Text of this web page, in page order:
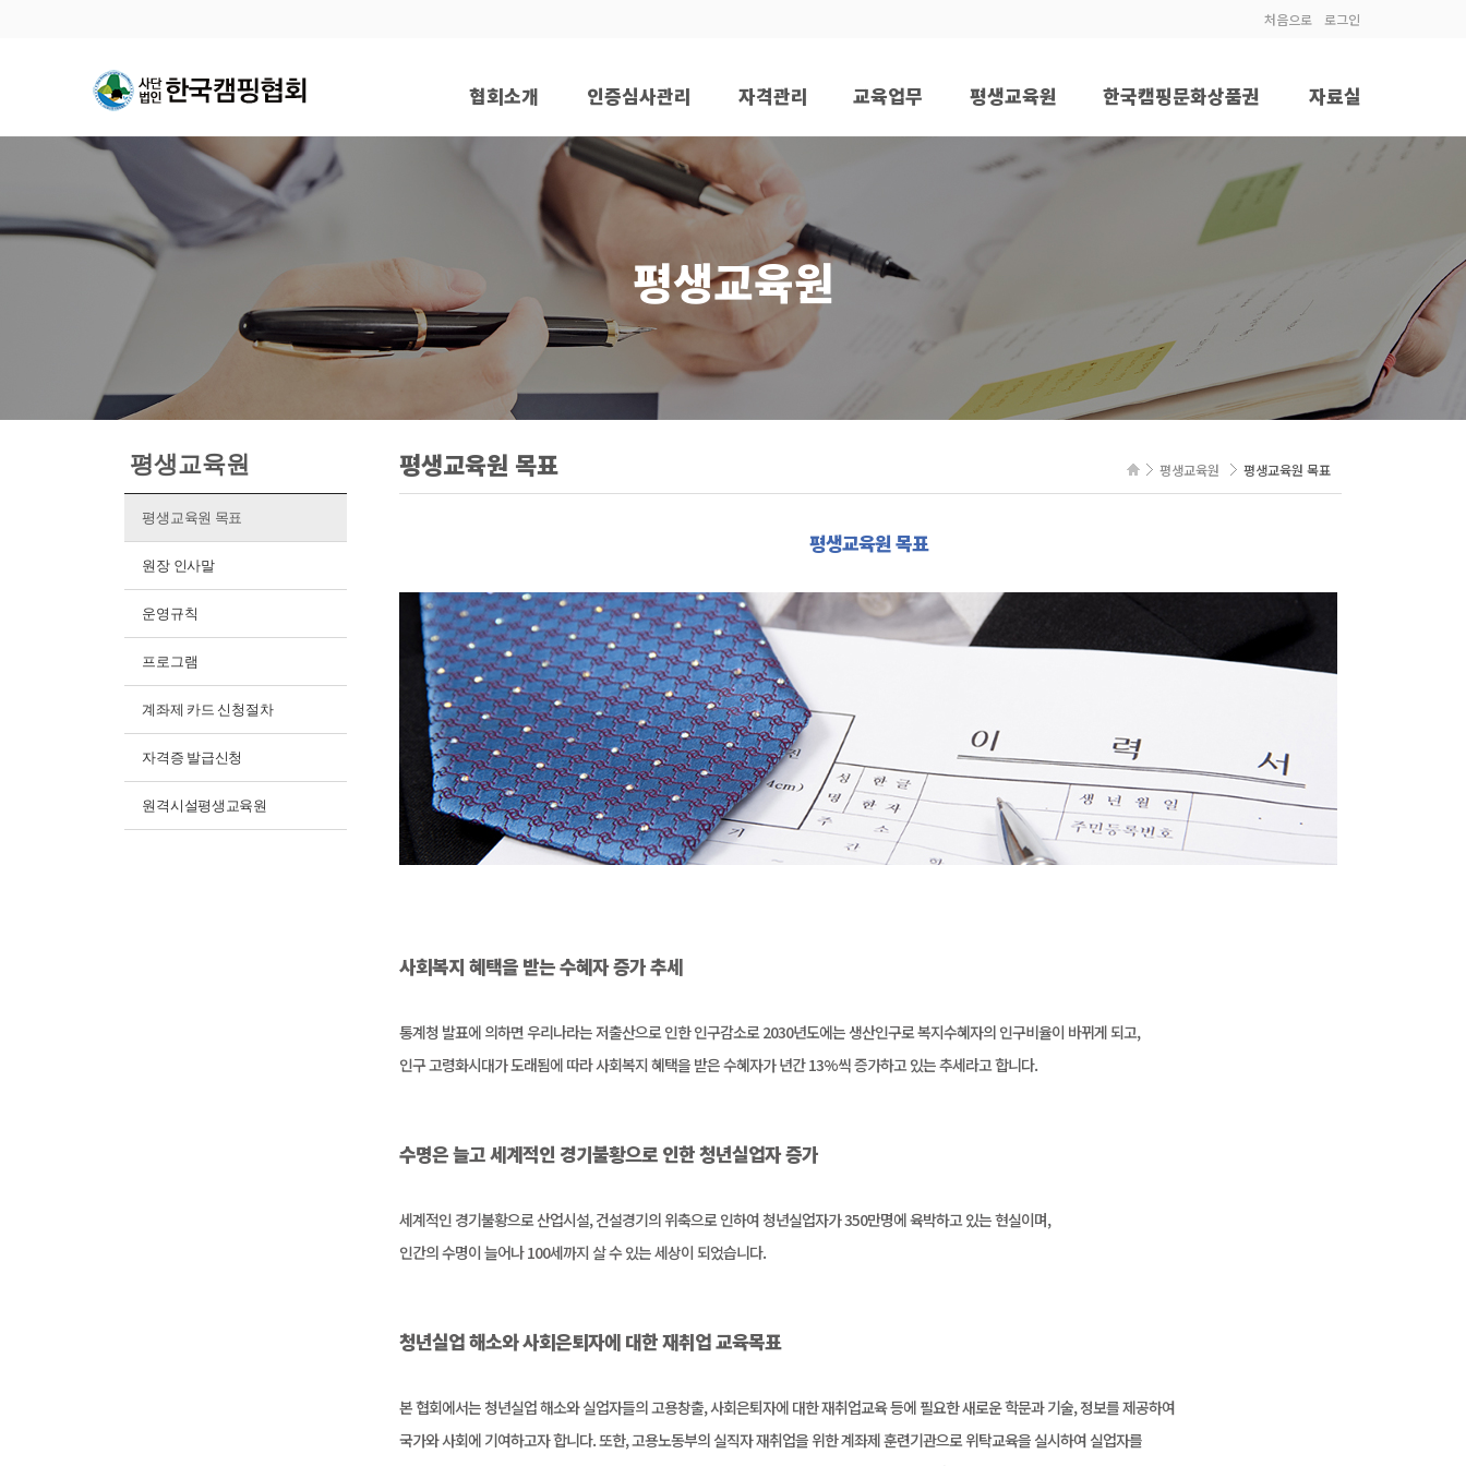
처음으로 로그인
협회소개
CI/BI
인증심사관리
협회 인증개요
협회 공식인증
인증 후 기대효과
인증 업체현황
자격관리
연간교육일정
시험일정안내
교육업무
교육시설
평생교육원
평생교육원 목표
계좌제 카드 신청절차
자격증 발급신청
원격시설평생교육원
한국캠핑문화상품권
키오스크사업
자료실
업체홍보/구인구직
평생교육원
평생교육원
평생교육원 목표
원장 인사말
운영규칙
프로그램
계좌제 카드 신청절차
자격증 발급신청
원격시설평생교육원
평생교육원 평생교육원 목표
평생교육원 목표
평생교육원 목표
사회복지 혜택을 받는 수혜자 증가 추세
통계청 발표에 의하면 우리나라는 저출산으로 인한 인구감소로 2030년도에는 생산인구로 복지수혜자의 인구비율이 바뀌게 되고,
인구 고령화시대가 도래됨에 따라 사회복지 혜택을 받은 수혜자가 년간 13%씩 증가하고 있는 추세라고 합니다.
수명은 늘고 세계적인 경기불황으로 인한 청년실업자 증가
세계적인 경기불황으로 산업시설, 건설경기의 위축으로 인하여 청년실업자가 350만명에 육박하고 있는 현실이며,
인간의 수명이 늘어나 100세까지 살 수 있는 세상이 되었습니다.
청년실업 해소와 사회은퇴자에 대한 재취업 교육목표
본 협회에서는 청년실업 해소와 실업자들의 고용창출, 사회은퇴자에 대한 재취업교육 등에 필요한 새로운 학문과 기술, 정보를 제공하여
국가와 사회에 기여하고자 합니다. 또한, 고용노동부의 실직자 재취업을 위한 계좌제 훈련기관으로 위탁교육을 실시하여 실업자를